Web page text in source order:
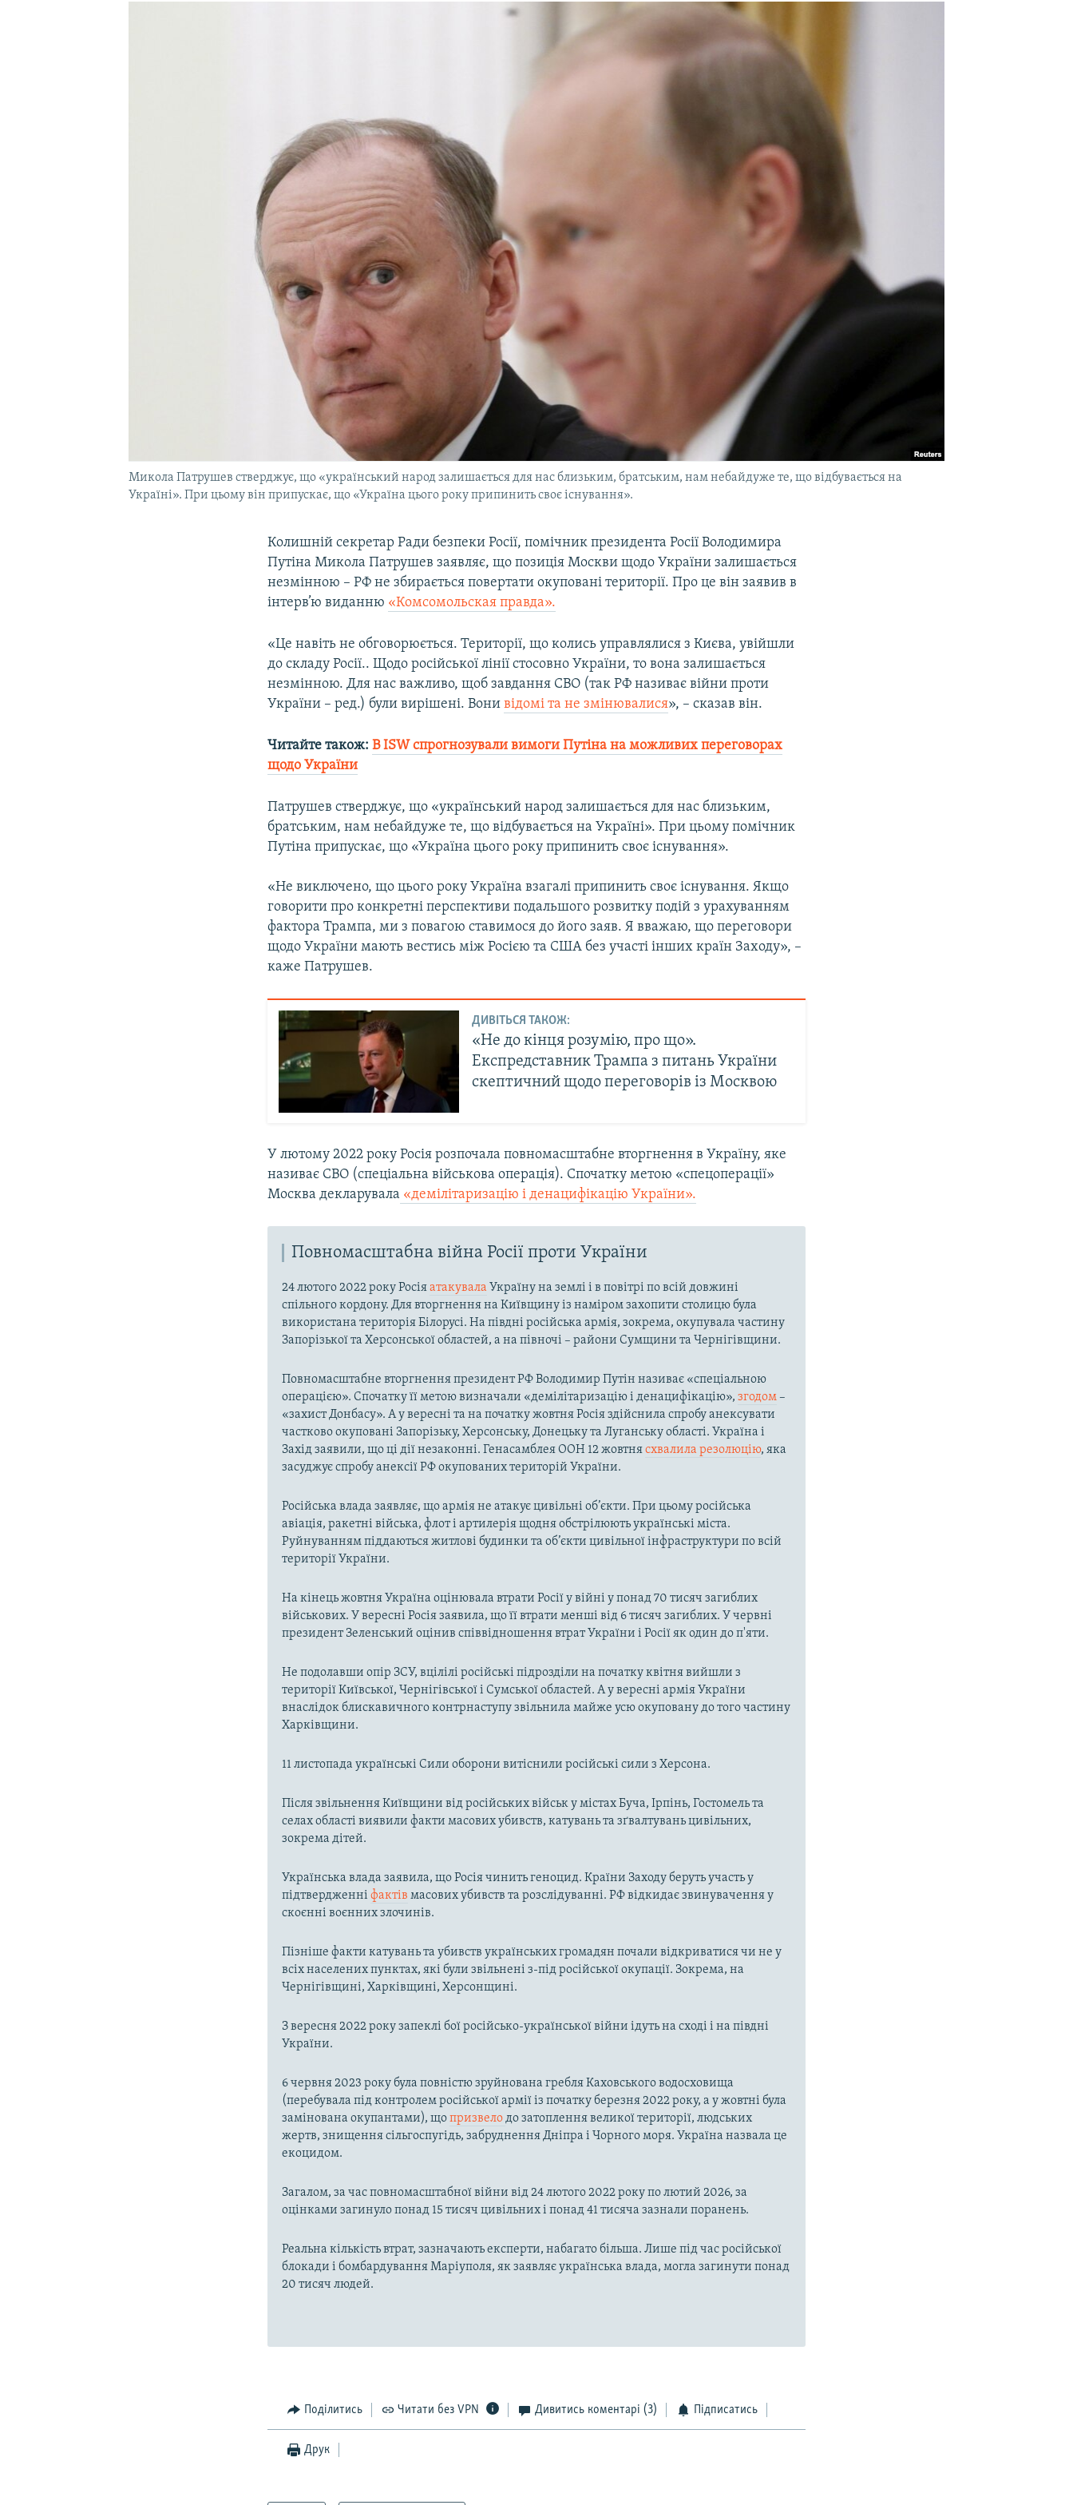
Микола Патрушев стверджує, що «український народ залишається для нас близьким, братським, нам небайдуже те, що відбувається на
Україні». При цьому він припускає, що «Україна цього року припинить своє існування».
Колишній секретар Ради безпеки Росії, помічник президента Росії Володимира
Путіна Микола Патрушев заявляє, що позиція Москви щодо України залишається
незмінною – РФ не збирається повертати окуповані території. Про це він заявив в
інтерв’ю виданню «Комсомольская правда».
«Це навіть не обговорюється. Території, що колись управлялися з Києва, увійшли
до складу Росії.. Щодо російської лінії стосовно України, то вона залишається
незмінною. Для нас важливо, щоб завдання СВО (так РФ називає війни проти
України – ред.) були вирішені. Вонивідомі та не змінювалися», – сказав він.
Читайте також:В ISW спрогнозували вимоги Путіна на можливих переговорах
щодо України
Патрушев стверджує, що «український народ залишається для нас близьким,
братським, нам небайдуже те, що відбувається на Україні». При цьому помічник
Путіна припускає, що «Україна цього року припинить своє існування».
«Не виключено, що цього року Україна взагалі припинить своє існування. Якщо
говорити про конкретні перспективи подальшого розвитку подій з урахуванням
фактора Трампа, ми з повагою ставимося до його заяв. Я вважаю, що переговори
щодо України мають вестись між Росією та США без участі інших країн Заходу», –
каже Патрушев.
ДИВІТЬСЯ ТАКОЖ:
«Не до кінця розумію, про що».
Експредставник Трампа з питань України
скептичний щодо переговорів із Москвою
У лютому 2022 року Росія розпочала повномасштабне вторгнення в Україну, яке
називає СВО (спеціальна військова операція). Спочатку метою «спецоперації»
Москва декларувала «демілітаризацію і денацифікацію України».
Повномасштабна війна Росії проти України
24 лютого 2022 року Росіяатакувала Україну на землі і в повітрі по всій довжині
спільного кордону. Для вторгнення на Київщину із наміром захопити столицю була
використана територія Білорусі. На півдні російська армія, зокрема, окупувала частину
Запорізької та Херсонської областей, а на півночі – райони Сумщини та Чернігівщини.
Повномасштабне вторгнення президент РФ Володимир Путін називає «спеціальною
операцією». Спочатку її метою визначали «демілітаризацію і денацифікацію»,згодом–
«захист Донбасу». А у вересні та на початку жовтня Росія здійснила спробу анексувати
частково окуповані Запорізьку, Херсонську, Донецьку та Луганську області. Україна і
Захід заявили, що ці дії незаконні. Генасамблея ООН 12 жовтнясхвалила резолюцію, яка
засуджує спробу анексії РФ окупованих територій України.
Російська влада заявляє, що армія не атакує цивільні об’єкти. При цьому російська
авіація, ракетні війська, флот і артилерія щодня обстрілюють українські міста.
Руйнуванням піддаються житлові будинки та об’єкти цивільної інфраструктури по всій
території України.
На кінець жовтня Україна оцінювала втрати Росії у війні у понад 70 тисяч загиблих
військових. У вересні Росія заявила, що її втрати менші від 6 тисяч загиблих. У червні
президент Зеленський оцінив співвідношення втрат України і Росії як один до п'яти.
Не подолавши опір ЗСУ, вцілілі російські підрозділи на початку квітня вийшли з
території Київської, Чернігівської і Сумської областей. А у вересні армія України
внаслідок блискавичного контрнаступу звільнила майже усю окуповану до того частину
Харківщини.
11 листопада українські Сили оборони витіснили російські сили з Херсона.
Після звільнення Київщини від російських військ у містах Буча, Ірпінь, Гостомель та
селах області виявили факти масових убивств, катувань та зґвалтувань цивільних,
зокрема дітей.
Українська влада заявила, що Росія чинить геноцид. Країни Заходу беруть участь у
підтвердженніфактів масових убивств та розслідуванні. РФ відкидає звинувачення у
скоєнні воєнних злочинів.
Пізніше факти катувань та убивств українських громадян почали відкриватися чи не у
всіх населених пунктах, які були звільнені з-під російської окупації. Зокрема, на
Чернігівщині, Харківщині, Херсонщині.
З вересня 2022 року запеклі бої російсько-української війни ідуть на сході і на півдні
України.
6 червня 2023 року була повністю зруйнована гребля Каховського водосховища
(перебувала під контролем російської армії із початку березня 2022 року, а у жовтні була
замінована окупантами), щопризвелодо затоплення великої території, людських
жертв, знищення сільгоспугідь, забруднення Дніпра і Чорного моря. Україна назвала це
екоцидом.
Загалом, за час повномасштабної війни від 24 лютого 2022 року по лютий 2026, за
оцінками загинуло понад 15 тисяч цивільних і понад 41 тисяча зазнали поранень.
Реальна кількість втрат, зазначають експерти, набагато більша. Лише під час російської
блокади і бомбардування Маріуполя, як заявляє українська влада, могла загинути понад
20 тисяч людей.
Поділитись Читати без VPN Дивитись коментарі (3) Підписатись
Друк